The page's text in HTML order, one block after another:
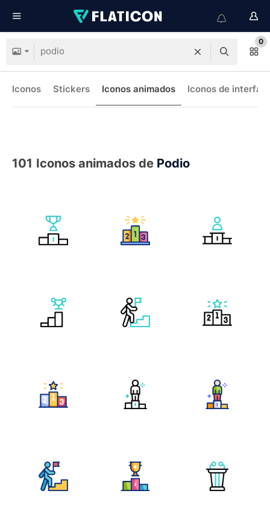
0
Iconos Stickers Iconos animados Iconos de interfaz
101 Iconos animados de Podio